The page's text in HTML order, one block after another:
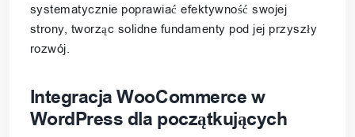
systematycznie poprawiać efektywność swojej
strony, tworząc solidne fundamenty pod jej przyszły
rozwój.
Integracja WooCommerce w
WordPress dla początkujących